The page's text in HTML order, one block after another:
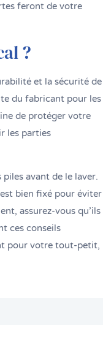
feront de votre
?
et la sécurité de
du fabricant pour les
de protéger votre
les parties
avant de le laver.
bien fixé pour éviter
assurez-vous qu’ils
ces conseils
pour votre tout-petit,